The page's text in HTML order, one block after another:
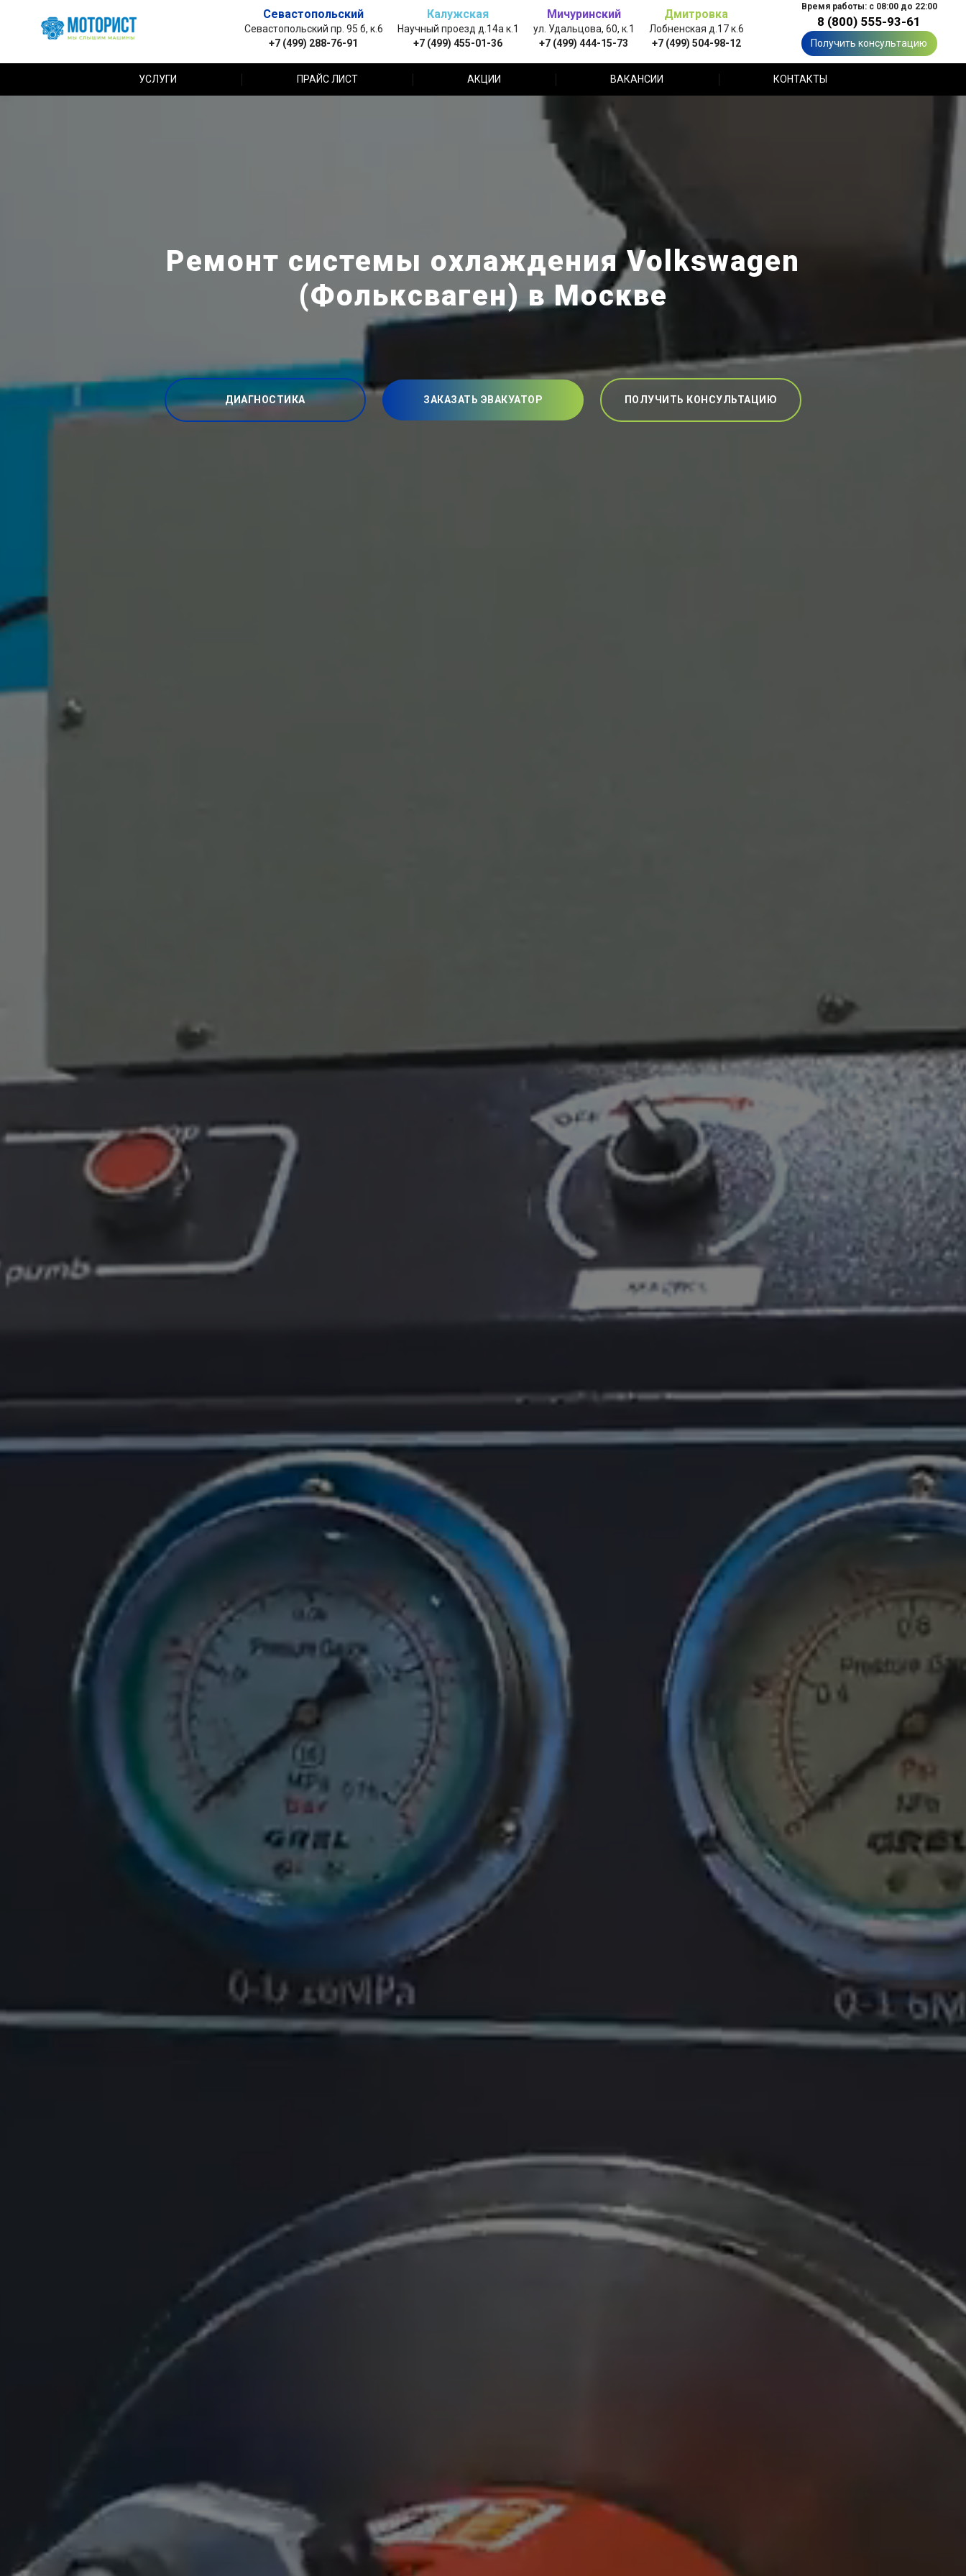
Севастопольский
Севастопольский пр. 95 б, к.6
+7 (499) 288-76-91
Калужская
Научный проезд д.14а к.1
+7 (499) 455-01-36
Мичуринский
ул. Удальцова, 60, к.1
+7 (499) 444-15-73
Дмитровка
Лобненская д.17 к.6
+7 (499) 504-98-12
Время работы: с 08:00 до 22:00
8 (800) 555-93-61
Получить консультацию
УСЛУГИ ПРАЙС ЛИСТ АКЦИИ ВАКАНСИИ КОНТАКТЫ
Ремонт системы охлаждения Volkswagen
(Фольксваген) в Москве
ДИАГНОСТИКА ЗАКАЗАТЬ ЭВАКУАТОР ПОЛУЧИТЬ КОНСУЛЬТАЦИЮ